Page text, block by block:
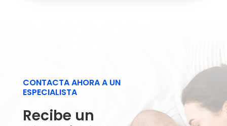
CONTACTA AHORA A UN
ESPECIALISTA
Recibe un